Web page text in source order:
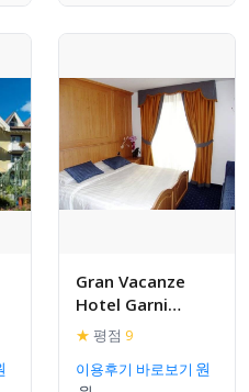
Gran Vacanze
Hotel Garni
Rooms &
★ 평점 9
이용후기 바로보기